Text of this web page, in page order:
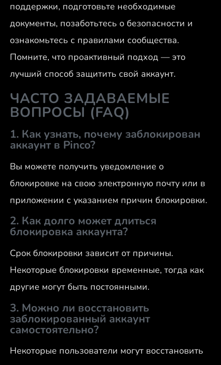
поддержки, подготовьте необходимые
документы, позаботьтесь о безопасности и
ознакомьтесь с правилами сообщества.
Помните, что проактивный подход — это
лучший способ защитить свой аккаунт.
ЧАСТО ЗАДАВАЕМЫЕ
ВОПРОСЫ (FAQ)
1. Как узнать, почему заблокирован
аккаунт в Pinco?
Вы можете получить уведомление о
блокировке на свою электронную почту или в
приложении с указанием причин блокировки.
2. Как долго может длиться
блокировка аккаунта?
Срок блокировки зависит от причины.
Некоторые блокировки временные, тогда как
другие могут быть постоянными.
3. Можно ли восстановить
заблокированный аккаунт
самостоятельно?
Некоторые пользователи могут восстановить